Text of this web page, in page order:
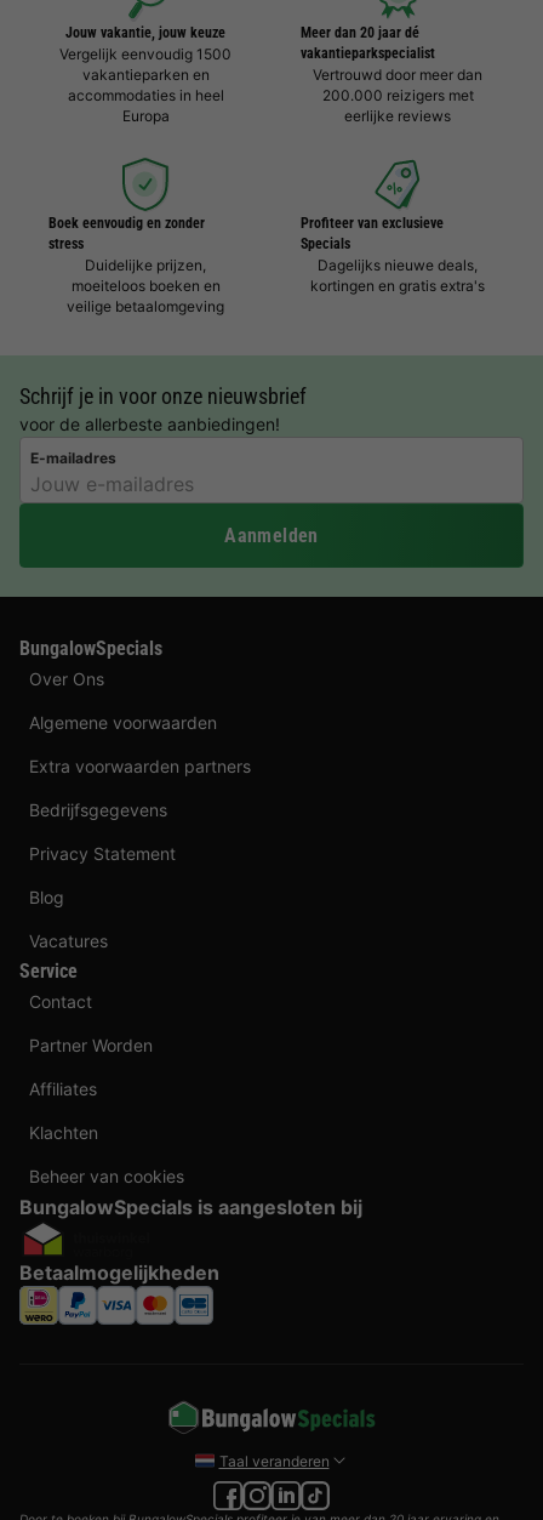
Jouw vakantie, jouw keuze
Vergelijk eenvoudig 1500
vakantieparken en
accommodaties in heel
Europa
Meer dan 20 jaar dé
vakantieparkspecialist
Vertrouwd door meer dan
200.000 reizigers met
eerlijke reviews
Boek eenvoudig en zonder
stress
Duidelijke prijzen,
moeiteloos boeken en
veilige betaalomgeving
Profiteer van exclusieve
Specials
Dagelijks nieuwe deals,
kortingen en gratis extra's
Schrijf je in voor onze nieuwsbrief
voor de allerbeste aanbiedingen!
E-mailadres
Aanmelden
BungalowSpecials
Over Ons
Algemene voorwaarden
Extra voorwaarden partners
Bedrijfsgegevens
Privacy Statement
Blog
Vacatures
Service
Contact
Partner Worden
Affiliates
Klachten
Beheer van cookies
BungalowSpecials is aangesloten bij
Betaalmogelijkheden
Taal veranderen